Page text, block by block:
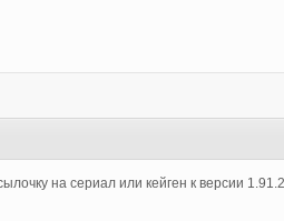
на сериал или кейген к версии